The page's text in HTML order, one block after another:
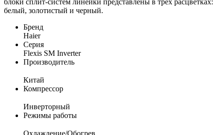
блоки сплит-систем линейки представлены в трех расцветках:
белый, золотистый и черный.
Бренд
Haier
Серия
Flexis SM Inverter
Производитель
Китай
Компрессор
Инверторный
Режимы работы
Охлаждение/Обогрев